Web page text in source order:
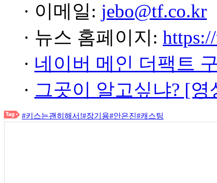
· 이메일: jebo@tf.co.kr
· 뉴스 홈페이지:
· 네이버 메인 더팩트
· 그곳이 알고싶냐? [
#키스는괜히해서!#장기용#안은진#캐스팅